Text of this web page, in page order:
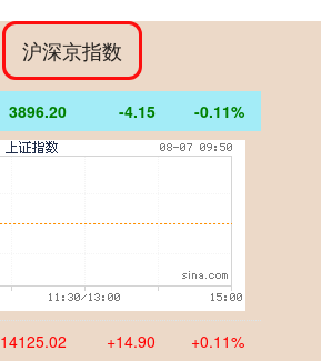
沪深京指数
3896.20 -4.15 -0.11%
14125.02 +14.90 +0.11%